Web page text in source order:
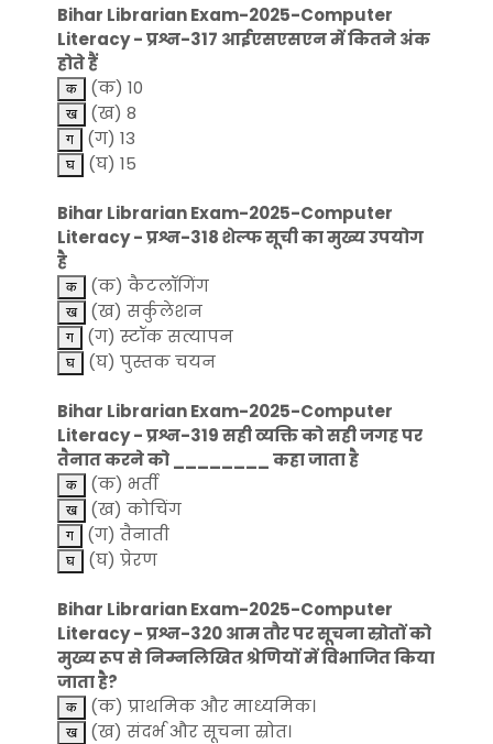
Bihar Librarian Exam-2025-Computer
Literacy - प्रश्न-317 आईएसएसएन में कितने अंक
होते हैं
(क) 10
(ख) 8
(ग) 13
(घ) 15
Bihar Librarian Exam-2025-Computer
Literacy - प्रश्न-318 शेल्फ सूची का मुख्य उपयोग
है
(क) कैटलॉगिंग
(ख) सर्कुलेशन
(ग) स्टॉक सत्यापन
(घ) पुस्तक चयन
Bihar Librarian Exam-2025-Computer
Literacy - प्रश्न-319 सही व्यक्ति को सही जगह पर
तैनात करने को ________ कहा जाता है
(क) भर्ती
(ख) कोचिंग
(ग) तैनाती
(घ) प्रेरण
Bihar Librarian Exam-2025-Computer
Literacy - प्रश्न-320 आम तौर पर सूचना स्रोतों को
मुख्य रूप से निम्नलिखित श्रेणियों में विभाजित किया
जाता है?
(क) प्राथमिक और माध्यमिक।
(ख) संदर्भ और सूचना स्रोत।